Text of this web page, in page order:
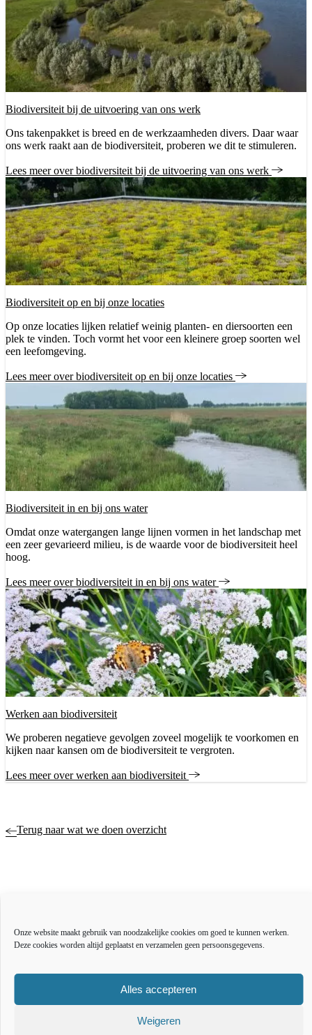
Onze website maakt gebruik van noodzakelijke cookies om goed te kunnen werken.
Deze cookies worden altijd geplaatst en verzamelen geen persoonsgegevens.
Alles accepteren
Weigeren
Biodiversiteit bij de uitvoering van ons werk
Ons takenpakket is breed en de werkzaamheden divers. Daar waar
ons werk raakt aan de biodiversiteit, proberen we dit te stimuleren.
Lees meer over biodiversiteit bij de uitvoering van ons werk
Biodiversiteit op en bij onze locaties
Op onze locaties lijken relatief weinig planten- en diersoorten een
plek te vinden. Toch vormt het voor een kleinere groep soorten wel
een leefomgeving.
Lees meer over biodiversiteit op en bij onze locaties
Biodiversiteit in en bij ons water
Omdat onze watergangen lange lijnen vormen in het landschap met
een zeer gevarieerd milieu, is de waarde voor de biodiversiteit heel
hoog.
Lees meer over biodiversiteit in en bij ons water
Werken aan biodiversiteit
We proberen negatieve gevolgen zoveel mogelijk te voorkomen en
kijken naar kansen om de biodiversiteit te vergroten.
Lees meer over werken aan biodiversiteit
Terug naar wat we doen overzicht
Bestuur en organisatie
Educatie
Inkoop en aanbesteden
Toegankelijkheidsverklaring